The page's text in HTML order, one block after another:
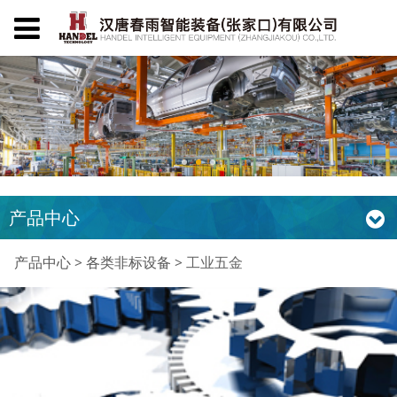
产品中心
工业五金
产品中心> 各类非标设备 > 工业五金